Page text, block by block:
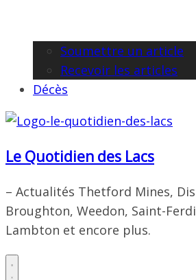
Soumettre un article
Recevoir les articles
Décès
Le Quotidien des Lacs
– Actualités Thetford Mines,
Broughton, Weedon, Saint-
Lambton et encore plus.